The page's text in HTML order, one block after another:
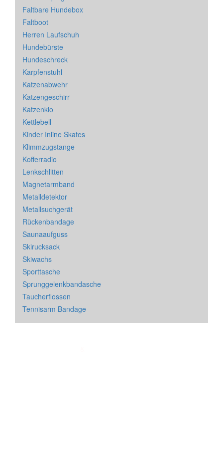
Faltbare Hundebox
Faltboot
Herren Laufschuh
Hundebürste
Hundeschreck
Karpfenstuhl
Katzenabwehr
Katzengeschirr
Katzenklo
Kettlebell
Kinder Inline Skates
Klimmzugstange
Kofferradio
Lenkschlitten
Magnetarmband
Metalldetektor
Metallsuchgerät
Rückenbandage
Saunaaufguss
Skirucksack
Skiwachs
Sporttasche
Sprunggelenkbandasche
Taucherflossen
Tennisarm Bandage